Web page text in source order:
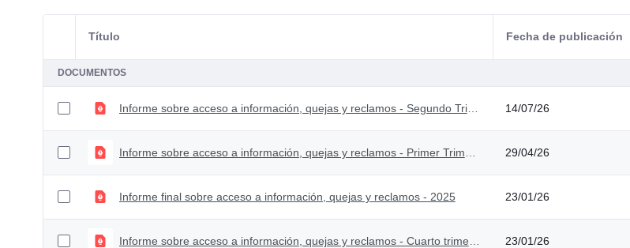
Selección del elemento
Título Fecha de publicación
DOCUMENTOS
Informe sobre acceso a información, quejas y reclamos - Segundo Trimestre 2026 14/07/26
29/04/26
Informe final sobre acceso a información, quejas y reclamos - 2025 23/01/26
23/01/26